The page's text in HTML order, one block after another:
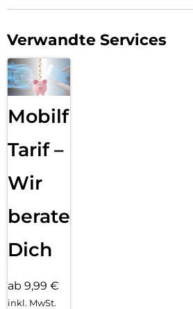
Verwandte Services
Mobilfunk
Tarif –
Wir
beraten
Dich
ab 9,99 €
inkl. MwSt.